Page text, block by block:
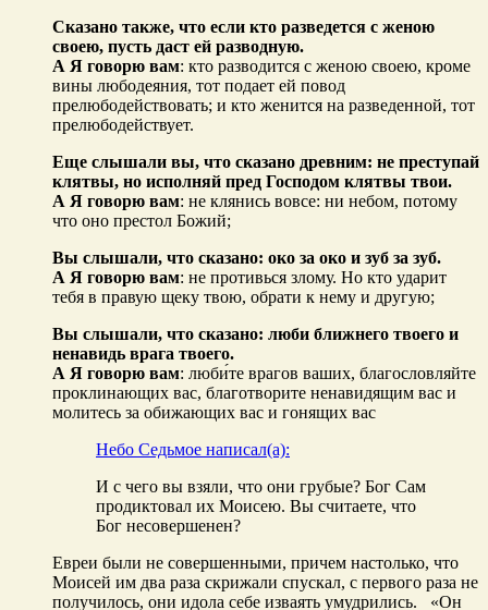
Сказано также, что если кто разведется с женою
своею, пусть даст ей разводную.
А Я говорю вам: кто разводится с женою своею, кроме
вины любодеяния, тот подает ей повод
прелюбодействовать; и кто женится на разведенной, тот
прелюбодействует.
Еще слышали вы, что сказано древним: не преступай
клятвы, но исполняй пред Господом клятвы твои.
А Я говорю вам: не клянись вовсе: ни небом, потому
что оно престол Божий;
Вы слышали, что сказано: око за око и зуб за зуб.
А Я говорю вам: не противься злому. Но кто ударит
тебя в правую щеку твою, обрати к нему и другую;
Вы слышали, что сказано: люби ближнего твоего и
ненавидь врага твоего.
А Я говорю вам: люби́те врагов ваших, благословляйте
проклинающих вас, благотворите ненавидящим вас и
молитесь за обижающих вас и гонящих вас
Небо Седьмое написал(а):
И с чего вы взяли, что они грубые? Бог Сам
продиктовал их Моисею. Вы считаете, что
Бог несовершенен?
Евреи были не совершенными, причем настолько, что
Моисей им два раза скрижали спускал, с первого раза не
получилось, они идола себе изваять умудрились. «Он